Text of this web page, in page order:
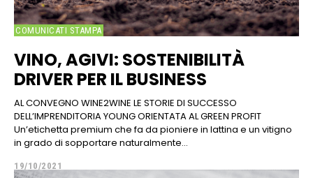
COMUNICATI STAMPA
VINO, AGIVI: SOSTENIBILITÀ
DRIVER PER IL BUSINESS
AL CONVEGNO WINE2WINE LE STORIE DI SUCCESSO
DELL’IMPRENDITORIA YOUNG ORIENTATA AL GREEN PROFIT
Un’etichetta premium che fa da pioniere in lattina e un vitigno
in grado di sopportare naturalmente...
19/10/2021